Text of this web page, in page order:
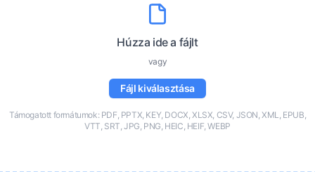
Húzza ide a fájlt
vagy
Fájl kiválasztása
Támogatott formátumok: PDF, PPTX, KEY, DOCX, XLSX, CSV, JSON, XML, EPUB,
VTT, SRT, JPG, PNG, HEIC, HEIF, WEBP